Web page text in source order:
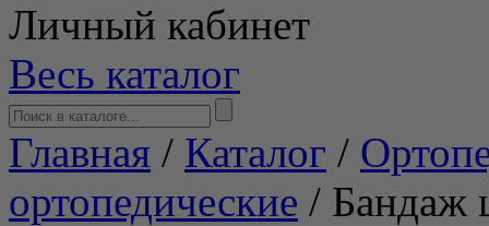
Личный кабинет
Весь каталог
Главная / Каталог /
ортопедические / Бандаж